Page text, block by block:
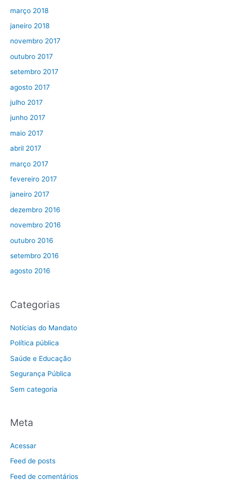
março 2018
janeiro 2018
novembro 2017
outubro 2017
setembro 2017
agosto 2017
julho 2017
junho 2017
maio 2017
abril 2017
março 2017
fevereiro 2017
janeiro 2017
dezembro 2016
novembro 2016
outubro 2016
setembro 2016
agosto 2016
Categorias
Notícias do Mandato
Política pública
Saúde e Educação
Segurança Pública
Sem categoria
Meta
Acessar
Feed de posts
Feed de comentários